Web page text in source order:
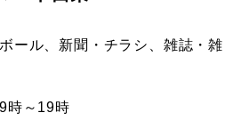
ール、新聞・チラシ、雑誌・雑
9時～19時